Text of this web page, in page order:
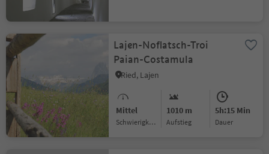
Lajen-Noflatsch-Troi
Paian-Costamula
Ried, Lajen
Mittel
Schwierigkeitsgrad
1010 m
Aufstieg
5h:15 Min
Dauer